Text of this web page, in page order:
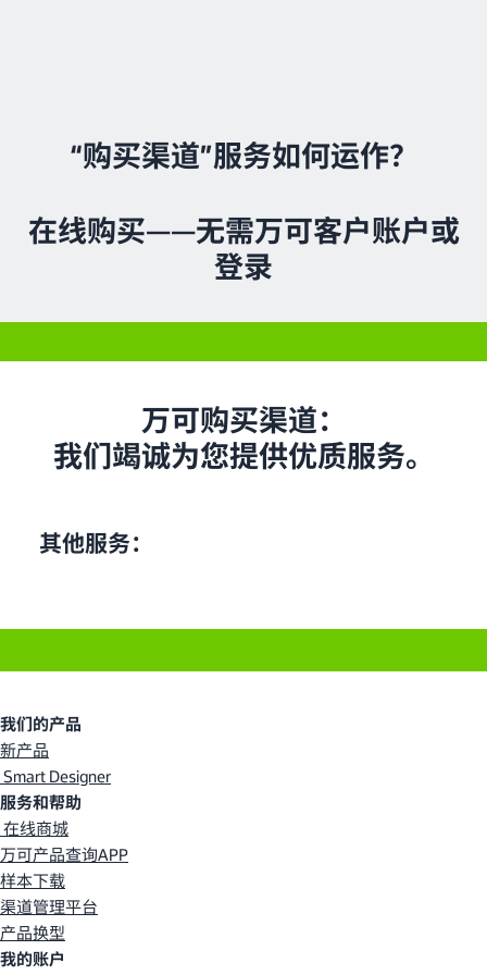
“购买渠道”服务如何运作？
在线购买——无需万可客户账户或
登录
万可购买渠道：
我们竭诚为您提供优质服务。
其他服务：
我们的产品
新产品
Smart Designer
服务和帮助
在线商城
万可产品查询APP
样本下载
渠道管理平台
产品换型
我的账户